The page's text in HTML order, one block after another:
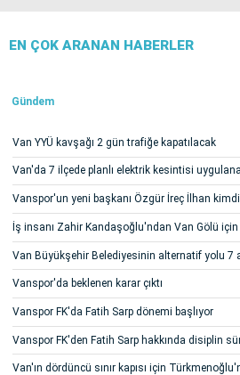
EN ÇOK ARANAN HABERLER
Gündem
Van YYÜ kavşağı 2 gün trafiğe kapatılacak
Van'da 7 ilçede planlı elektrik kesintisi
Vanspor'un yeni başkanı Özgür İreç İlhan
İş insanı Zahir Kandaşoğlu'ndan Van Gölü için
Van Büyükşehir Belediyesinin alternatif yolu 7
Vanspor'da beklenen karar çıktı
Vanspor FK'da Fatih Sarp dönemi başlıyor
Vanspor FK'den Fatih Sarp hakkında disiplin
Van'ın dördüncü sınır kapısı için